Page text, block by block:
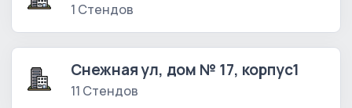
1 Стендов
Снежная ул, дом № 17, корпус1
11 Стендов